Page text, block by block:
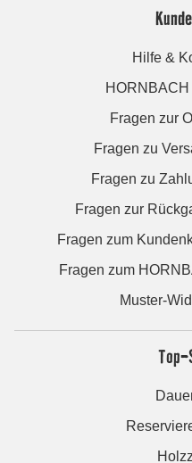
Hilfe &
Fragen zur
Fragen zu
Fragen zu
Fragen zur
Fragen zum
Fragen zum
Muster-
Top-